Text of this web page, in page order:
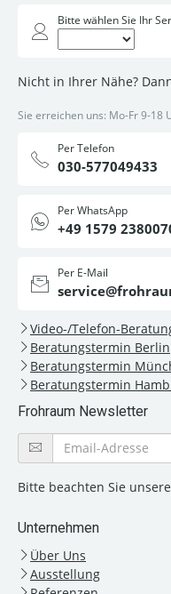
Bitte wählen Sie Ihr
Nicht in Ihrer Nähe?
Sie erreichen uns: Mo-Fr 9-18
Per Telefon
030-577049433
Per WhatsApp
+49 1579
Per E-Mail
Video-/Telefon-
Beratungstermin Berlin
Beratungstermin
Beratungstermin
Frohraum Newsletter
Bitte beachten Sie unsere
Unternehmen
Über Uns
Ausstellung